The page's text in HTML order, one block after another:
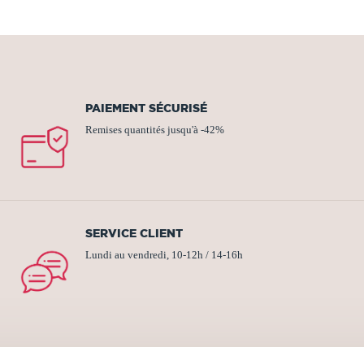
PAIEMENT SÉCURISÉ
Remises quantités jusqu'à -42%
SERVICE CLIENT
Lundi au vendredi, 10-12h / 14-16h